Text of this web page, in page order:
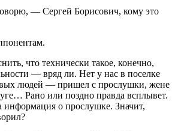
— Сергей Борисович, кому это
что технически такое, конечно,
— вряд ли. Нет у нас в поселке
людей — пришел с прослушки, жене
Рано или поздно правда всплывет.
информация о прослушке. Значит,